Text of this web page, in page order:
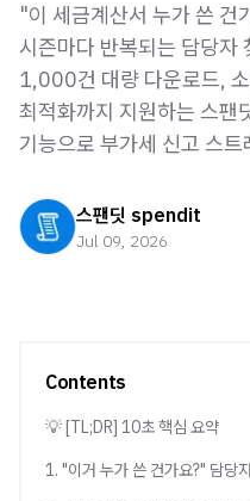
"이 세금계산서 누가 쓴
시즌마다 반복되는 담당자
1,000건 대량 다운로드,
최적화까지 지원하는 스
기능으로 부가세 신고 스
스팬딧 spendit
Jul 09, 2026
Contents
💡 [TL;DR] 10초 핵심 요약
1. "이거 누가 쓴 건가요?" 담당